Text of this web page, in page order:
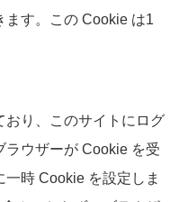
ます。この Cookie は1
おり、このサイトにログ
ラウザーが Cookie を受
時 Cookie を設定しま